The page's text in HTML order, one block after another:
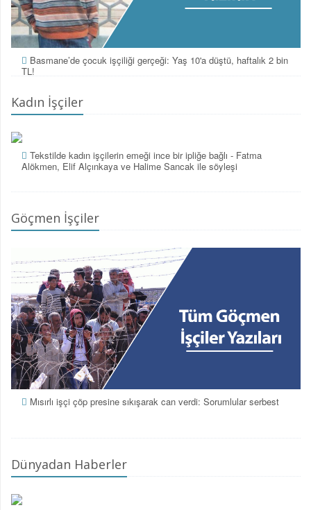
Basmane’de çocuk işçiliği gerçeği: Yaş 10'a düştü, haftalık 2 bin
TL!
Kadın İşçiler
Tekstilde kadın işçilerin emeği ince bir ipliğe bağlı - Fatma
Alökmen, Elif Alçınkaya ve Halime Sancak ile söyleşi
Göçmen İşçiler
Mısırlı işçi çöp presine sıkışarak can verdi: Sorumlular serbest
Dünyadan Haberler